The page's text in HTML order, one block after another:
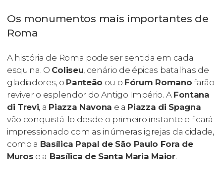
Os monumentos mais importantes de
Roma
A história de Roma pode ser sentida em cada
esquina. O Coliseu, cenário de épicas batalhas de
gladiadores, o Panteão ou o Fórum Romano farão
reviver o esplendor do Antigo Império. A Fontana
di Trevi, a Piazza Navona e a Piazza di Spagna
vão conquistá-lo desde o primeiro instante e ficará
impressionado com as inúmeras igrejas da cidade,
como a Basílica Papal de São Paulo Fora de
Muros e a Basílica de Santa Maria Maior.